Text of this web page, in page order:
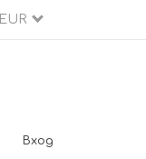
EUR
Вход